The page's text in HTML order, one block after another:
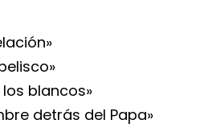
los blancos»
detrás del Papa»